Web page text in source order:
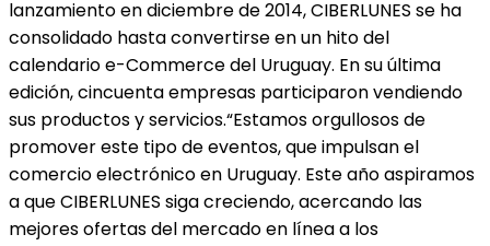
lanzamiento en diciembre de 2014, CIBERLUNES se ha
consolidado hasta convertirse en un hito del
calendario e-Commerce del Uruguay. En su última
edición, cincuenta empresas participaron vendiendo
sus productos y servicios.“Estamos orgullosos de
promover este tipo de eventos, que impulsan el
comercio electrónico en Uruguay. Este año aspiramos
a que CIBERLUNES siga creciendo, acercando las
mejores ofertas del mercado en línea a los